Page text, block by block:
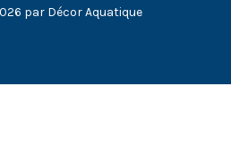
par Décor Aquatique